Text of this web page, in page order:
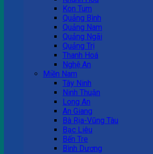
Kon Tum
Quảng Bình
Quảng Nam
Quảng Ngãi
Quảng Trị
Thanh Hoá
Nghệ An
Miền Nam
Tây Ninh
Ninh Thuận
Long An
An Giang
Bà Rịa-Vũng Tàu
Bạc Liêu
Bến Tre
Bình Dương